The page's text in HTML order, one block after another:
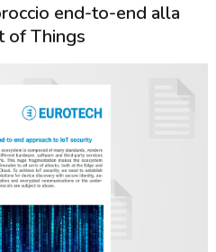
end-to-end alla
of Things